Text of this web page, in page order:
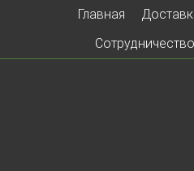
Главная
Сотрудничество